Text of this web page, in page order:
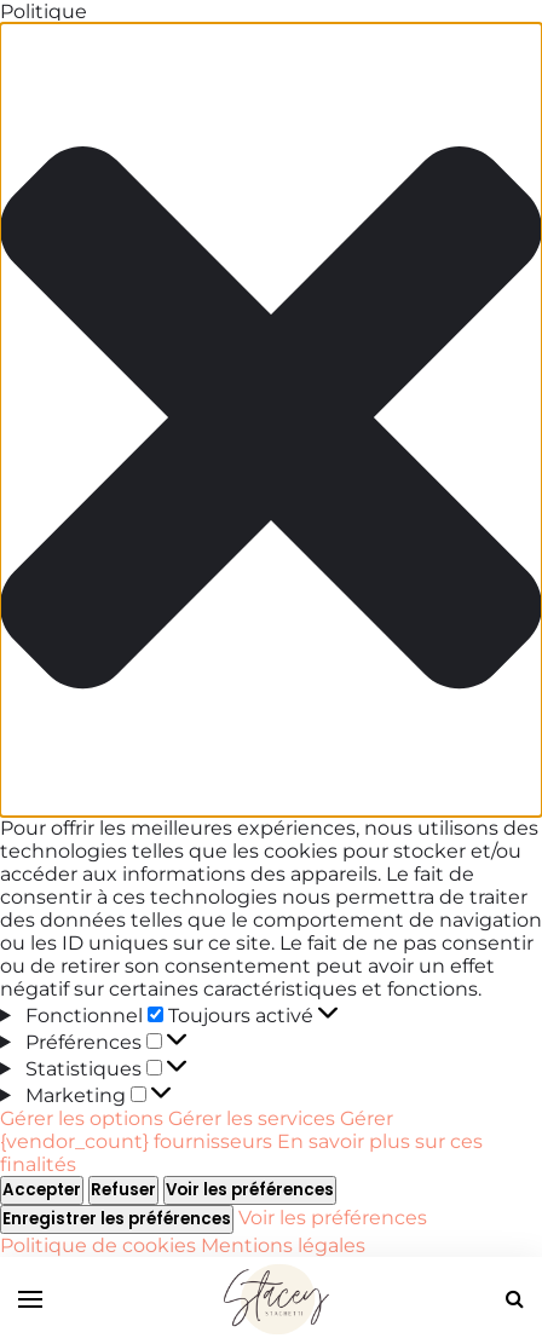
Politique
Pour offrir les meilleures expériences, nous utilisons des
technologies telles que les cookies pour stocker et/ou
accéder aux informations des appareils. Le fait de
consentir à ces technologies nous permettra de traiter
des données telles que le comportement de navigation
ou les ID uniques sur ce site. Le fait de ne pas consentir
ou de retirer son consentement peut avoir un effet
négatif sur certaines caractéristiques et fonctions.
Fonctionnel
Fonctionnel
Toujours activé
Préférences
Préférences
Statistiques
Statistiques
Marketing
Marketing
Gérer les options Gérer les services Gérer
{vendor_count} fournisseurs En savoir plus sur ces
finalités
Accepter Refuser Voir les préférences
Enregistrer les préférences Voir les préférences
Politique de cookies Mentions légales